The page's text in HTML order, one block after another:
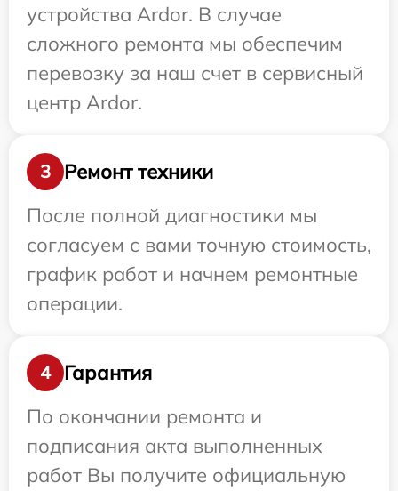
устройства Ardor. В случае
сложного ремонта мы обеспечим
перевозку за наш счет в сервисный
центр Ardor.
3
Ремонт техники
После полной диагностики мы
согласуем с вами точную стоимость,
график работ и начнем ремонтные
операции.
4
Гарантия
По окончании ремонта и
подписания акта выполненных
работ Вы получите официальную